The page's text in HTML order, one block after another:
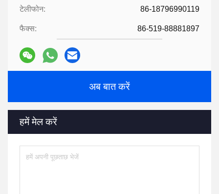
टेलीफोन: 86-18796990119
फैक्स: 86-519-88881897
अब बात करें
हमें मेल करें